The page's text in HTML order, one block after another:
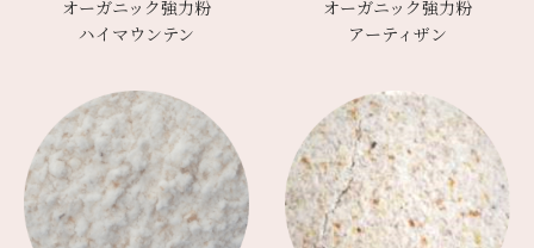
オーガニック強力粉
ハイマウンテン
オーガニック強力粉
アーティザン